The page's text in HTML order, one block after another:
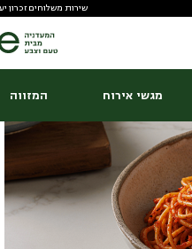
שירות משלוחים זכרון
מגשי אירוח המזווה